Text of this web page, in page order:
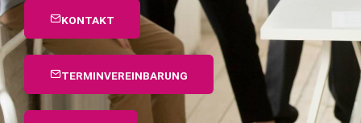
KONTAKT
TERMINVEREINBARUNG